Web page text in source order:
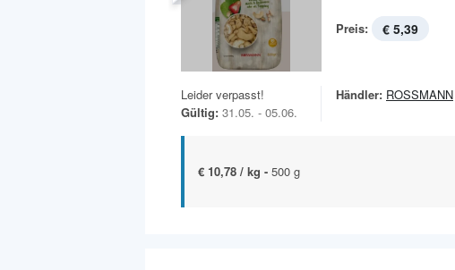
Preis: € 5,39
Leider verpasst!
Gültig: 31.05. - 05.06.
Händler: ROSSMANN
€ 10,78 / kg - 500 g